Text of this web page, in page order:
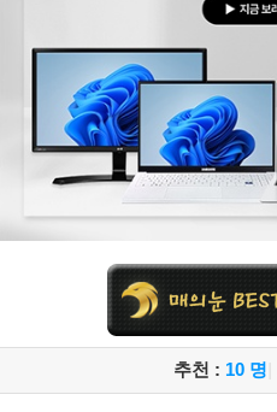
추천 : 10 명